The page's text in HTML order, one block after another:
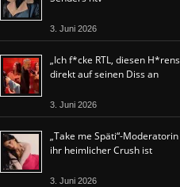
3. Juni 2026
„Ich f*cke RTL, diesen
direkt auf seinen Diss an
3. Juni 2026
„Take me Späti“-
ihr heimlicher Crush ist
3. Juni 2026